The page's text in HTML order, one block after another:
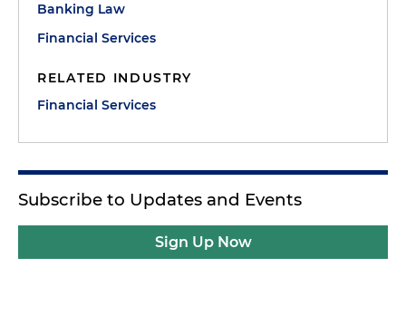
Banking Law
Financial Services
RELATED INDUSTRY
Financial Services
Subscribe to Updates and Events
Sign Up Now